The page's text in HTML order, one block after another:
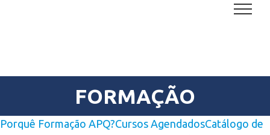
FORMAÇÃO
Porquê Formação APQ?Cursos AgendadosCatálogo de